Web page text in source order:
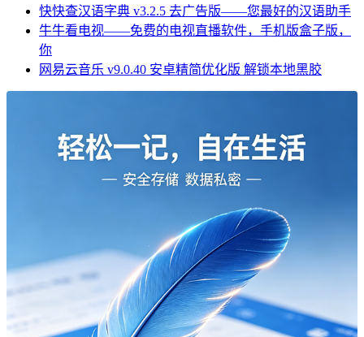
快快查汉语字典 v3.2.5 去广告版——您最好的汉语助手
牛牛看电视——免费的电视直播软件，手机版盒子版，
你
网易云音乐 v9.0.40 安卓精简优化版 解锁本地黑胶